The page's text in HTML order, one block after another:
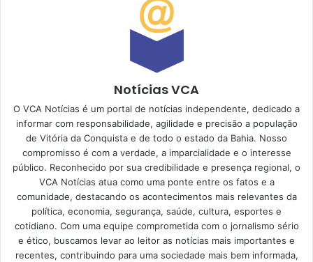
Notícias VCA
O VCA Notícias é um portal de notícias independente, dedicado a
informar com responsabilidade, agilidade e precisão a população
de Vitória da Conquista e de todo o estado da Bahia. Nosso
compromisso é com a verdade, a imparcialidade e o interesse
público. Reconhecido por sua credibilidade e presença regional, o
VCA Notícias atua como uma ponte entre os fatos e a
comunidade, destacando os acontecimentos mais relevantes da
política, economia, segurança, saúde, cultura, esportes e
cotidiano. Com uma equipe comprometida com o jornalismo sério
e ético, buscamos levar ao leitor as notícias mais importantes e
recentes, contribuindo para uma sociedade mais bem informada,